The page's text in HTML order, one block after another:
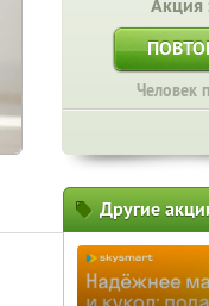
Акция
Человек
Другие